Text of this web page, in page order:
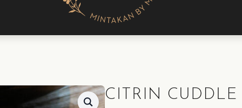
CITRIN CUDDLE